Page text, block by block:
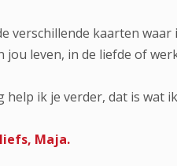
verschillende kaarten
jou leven, in de liefde of
help ik je verder, dat is wat
Maja.